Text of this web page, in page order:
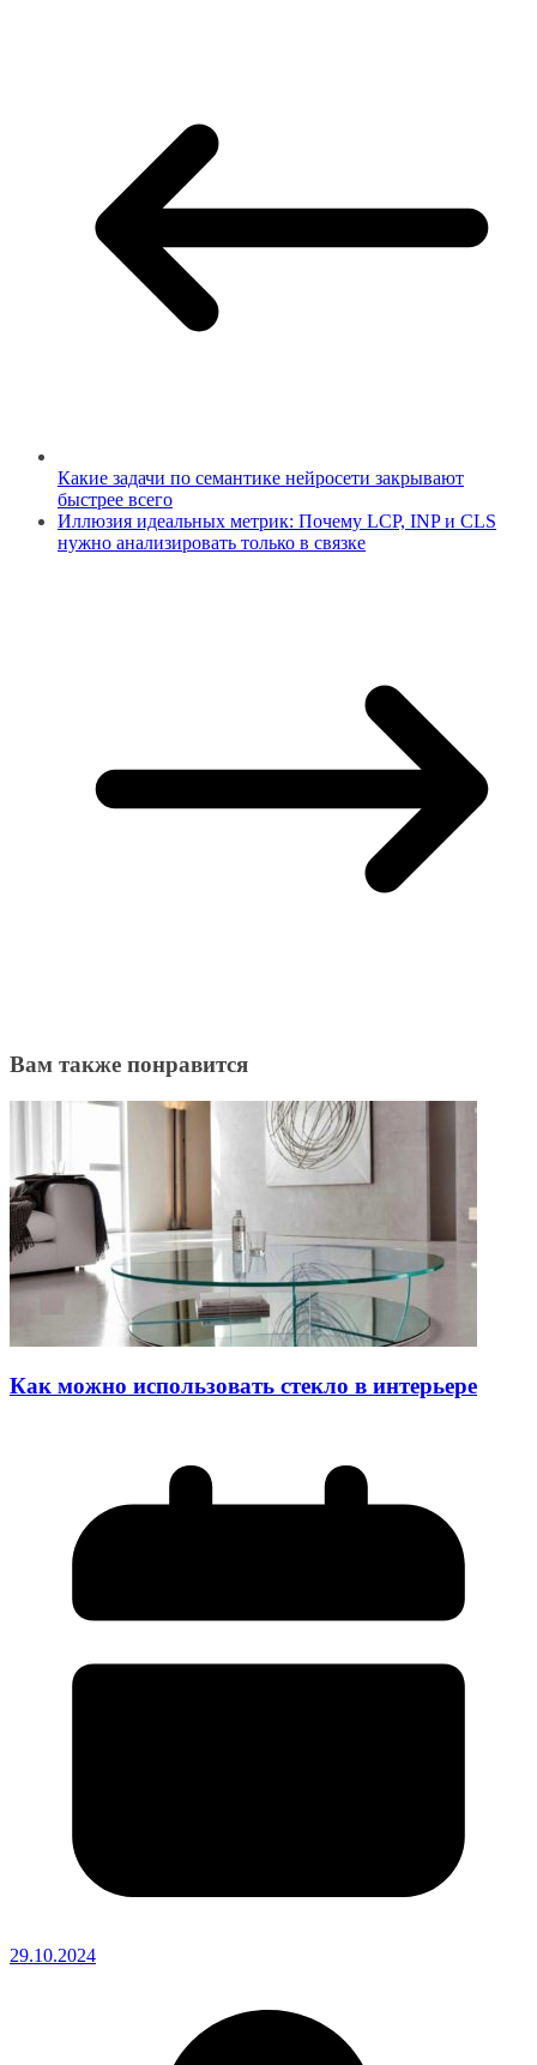
Какие задачи по семантике нейросети закрывают
быстрее всего
Иллюзия идеальных метрик: Почему LCP, INP и CLS
нужно анализировать только в связке
Вам также понравится
Как можно использовать стекло в интерьере
29.10.2024